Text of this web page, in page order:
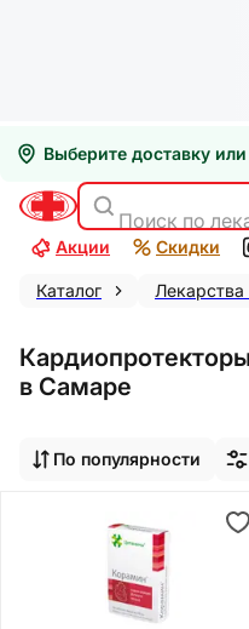
Выберите доставку
Поиск по
Акции Скидки
Каталог
в Самаре
По популярности